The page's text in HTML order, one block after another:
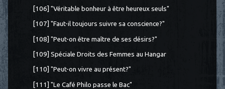
[106] "Véritable bonheur à être heureux seuls"
[107] "Faut-il toujours suivre sa conscience?"
[108] "Peut-on être maître de ses désirs?"
[109] Spéciale Droits des Femmes au Hangar
[110] "Peut-on vivre au présent?"
[111] "Le Café Philo passe le Bac"